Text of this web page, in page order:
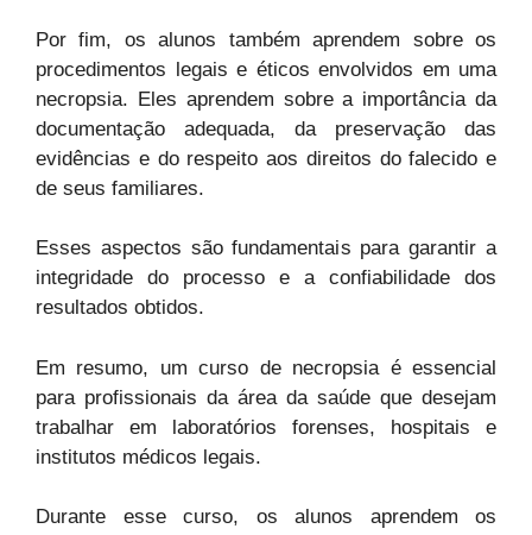
Por fim, os alunos também aprendem sobre os
procedimentos legais e éticos envolvidos em uma
necropsia. Eles aprendem sobre a importância da
documentação adequada, da preservação das
evidências e do respeito aos direitos do falecido e
de seus familiares.
Esses aspectos são fundamentais para garantir a
integridade do processo e a confiabilidade dos
resultados obtidos.
Em resumo, um curso de necropsia é essencial
para profissionais da área da saúde que desejam
trabalhar em laboratórios forenses, hospitais e
institutos médicos legais.
Durante esse curso, os alunos aprendem os